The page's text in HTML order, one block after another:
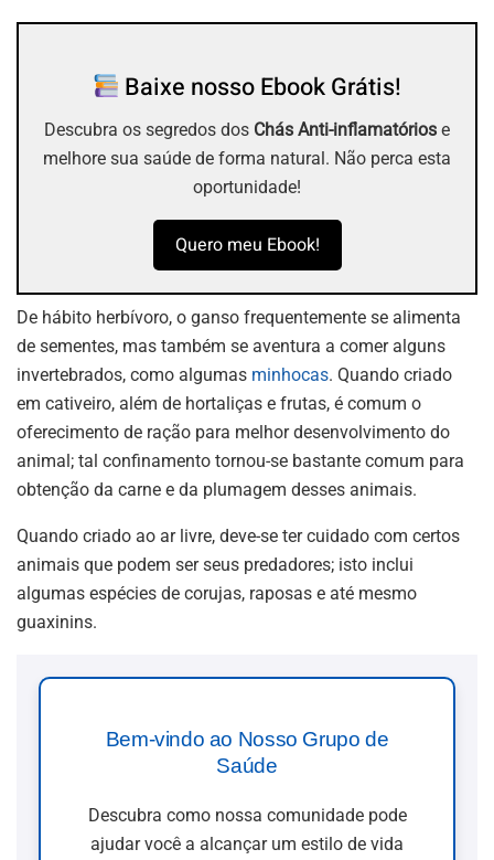
Baixe nosso Ebook Grátis!
Descubra os segredos dos Chás Anti-inflamatórios e
melhore sua saúde de forma natural. Não perca esta
oportunidade!
Quero meu Ebook!
De hábito herbívoro, o ganso frequentemente se alimenta
de sementes, mas também se aventura a comer alguns
invertebrados, como algumas minhocas. Quando criado
em cativeiro, além de hortaliças e frutas, é comum o
oferecimento de ração para melhor desenvolvimento do
animal; tal confinamento tornou-se bastante comum para
obtenção da carne e da plumagem desses animais.
Quando criado ao ar livre, deve-se ter cuidado com certos
animais que podem ser seus predadores; isto inclui
algumas espécies de corujas, raposas e até mesmo
guaxinins.
Bem-vindo ao Nosso Grupo de
Saúde
Descubra como nossa comunidade pode
ajudar você a alcançar um estilo de vida